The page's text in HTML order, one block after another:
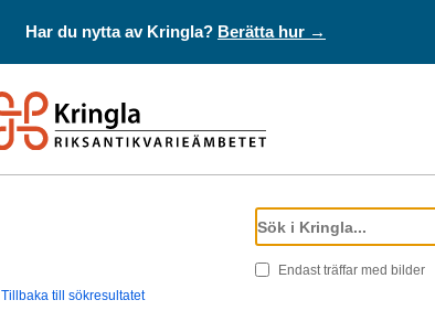
Har du nytta av Kringla? Berätta hur →
Endast träffar med bilder
Tillbaka till sökresultatet